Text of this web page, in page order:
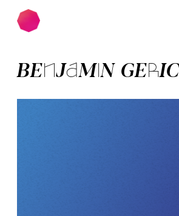
Zum Hauptinhalt springen Zum
BEN­JA­MIN